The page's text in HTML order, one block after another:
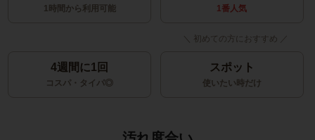
1時間から利用可能 1番人気
4週間に1回
コスパ・タイパ◎
スポット
使いたい時だけ